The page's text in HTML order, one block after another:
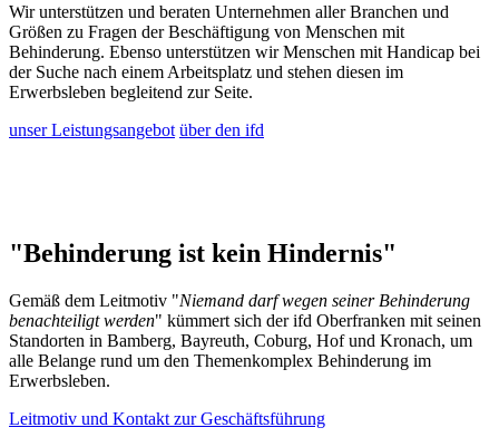
Wir unterstützen und beraten Unternehmen aller Branchen und
Größen zu Fragen der Beschäftigung von Menschen mit
Behinderung. Ebenso unterstützen wir Menschen mit Handicap bei
der Suche nach einem Arbeitsplatz und stehen diesen im
Erwerbsleben begleitend zur Seite.
unser Leistungsangebot über den ifd
"Behinderung ist kein Hindernis"
Gemäß dem Leitmotiv "Niemand darf wegen seiner Behinderung
benachteiligt werden" kümmert sich der ifd Oberfranken mit seinen
Standorten in Bamberg, Bayreuth, Coburg, Hof und Kronach, um
alle Belange rund um den Themenkomplex Behinderung im
Erwerbsleben.
Leitmotiv und Kontakt zur Geschäftsführung